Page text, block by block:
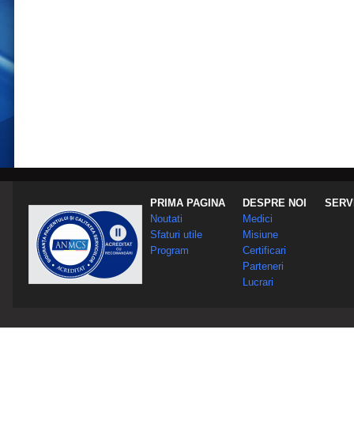
PRIMA PAGINA
Noutati
Sfaturi utile
Program
DESPRE NOI
Medici
Misiune
Certificari
Parteneri
Lucrari